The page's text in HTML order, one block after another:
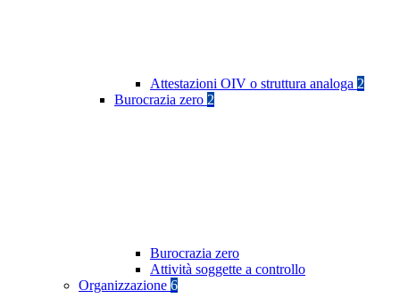
Attestazioni OIV o struttura analoga 2
Burocrazia zero 2
Burocrazia zero
Attività soggette a controllo
Organizzazione 6